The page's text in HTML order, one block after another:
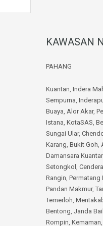
KAWASAN
PAHANG
Kuantan, Indera
Sempurna,
Buaya, Alor Akar,
Istana, KotaSAS,
Sungai Ular,
Karang, Bukit Goh,
Damansara
Setongkol ,
Rangin, Permatang
Pandan Makmur,
Temerloh,
Bentong, Janda
Rompin, Kemaman,